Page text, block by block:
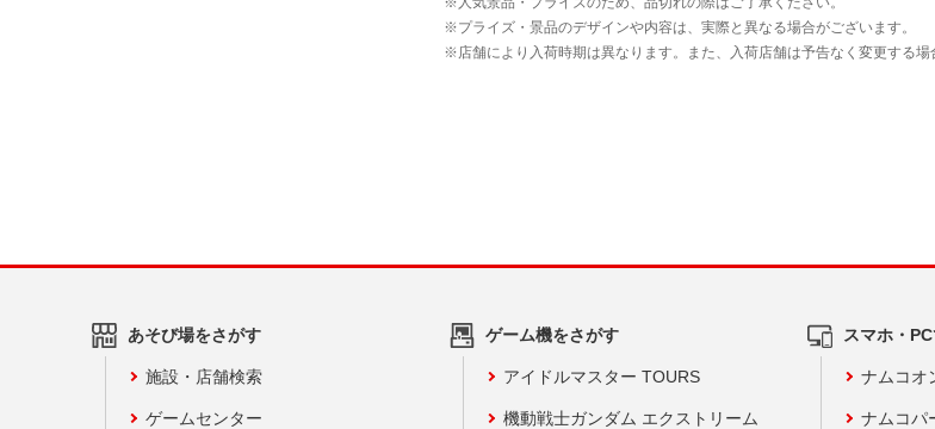
あそび場をさがす
施設・店舗検索
ゲームセンター
ゲーム機をさがす
アイドルマスター TOURS
機動戦士ガンダム エクストリーム
スマホ・
ナムコオ
ナムコパ